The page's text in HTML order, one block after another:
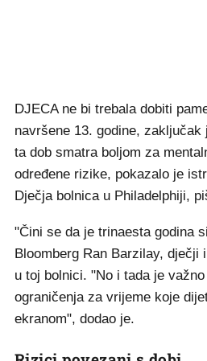
DJECA ne bi trebala dobiti
navršene 13. godine,
ta dob smatra boljom za
određene rizike, pokazalo je
Dječja bolnica u Philadelphiji,
"Čini se da je trinaesta godina
Bloomberg Ran Barzilay, dječji
u toj bolnici. "No i tada je
ograničenja za vrijeme koje
ekranom", dodao je.